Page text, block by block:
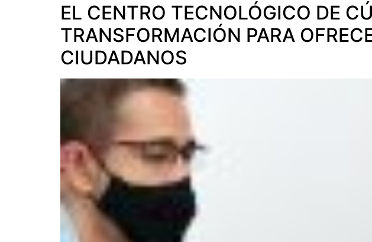
EL CENTRO TECNOLÓGICO DE
TRANSFORMACIÓN PARA
CIUDADANOS